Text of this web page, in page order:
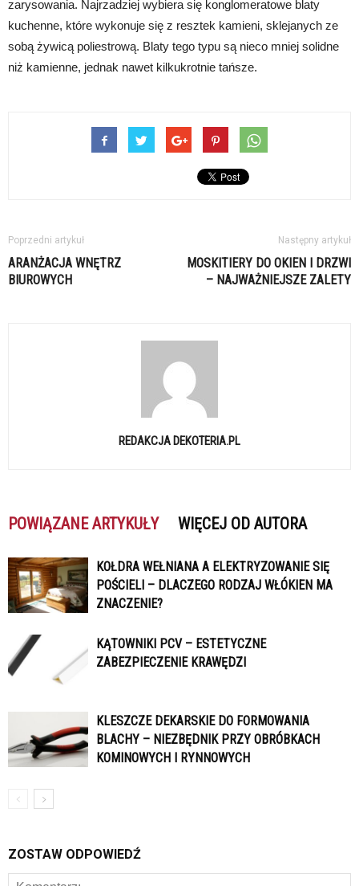
zarysowania. Najrzadziej wybiera się konglomeratowe blaty
kuchenne, które wykonuje się z resztek kamieni, sklejanych ze
sobą żywicą poliestrową. Blaty tego typu są nieco mniej solidne
niż kamienne, jednak nawet kilkukrotnie tańsze.
Poprzedni artykuł
ARANŻACJA WNĘTRZ
BIUROWYCH
Następny artykuł
MOSKITIERY DO OKIEN I DRZWI
– NAJWAŻNIEJSZE ZALETY
REDAKCJA DEKOTERIA.PL
POWIĄZANE ARTYKUŁY WIĘCEJ OD AUTORA
KOŁDRA WEŁNIANA A ELEKTRYZOWANIE SIĘ
POŚCIELI – DLACZEGO RODZAJ WŁÓKIEN MA
ZNACZENIE?
KĄTOWNIKI PCV – ESTETYCZNE
ZABEZPIECZENIE KRAWĘDZI
KLESZCZE DEKARSKIE DO FORMOWANIA
BLACHY – NIEZBĘDNIK PRZY OBRÓBKACH
KOMINOWYCH I RYNNOWYCH
ZOSTAW ODPOWIEDŹ